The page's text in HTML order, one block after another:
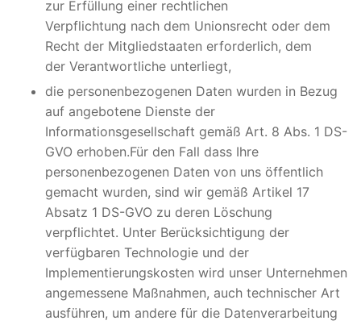
zur Erfüllung einer rechtlichen
Verpflichtung nach dem Unionsrecht oder dem
Recht der Mitgliedstaaten erforderlich, dem
der Verantwortliche unterliegt,
die personenbezogenen Daten wurden in Bezug
auf angebotene Dienste der
Informationsgesellschaft gemäß Art. 8 Abs. 1 DS-
GVO erhoben.Für den Fall dass Ihre
personenbezogenen Daten von uns öffentlich
gemacht wurden, sind wir gemäß Artikel 17
Absatz 1 DS-GVO zu deren Löschung
verpflichtet. Unter Berücksichtigung der
verfügbaren Technologie und der
Implementierungskosten wird unser Unternehmen
angemessene Maßnahmen, auch technischer Art
ausführen, um andere für die Datenverarbeitung